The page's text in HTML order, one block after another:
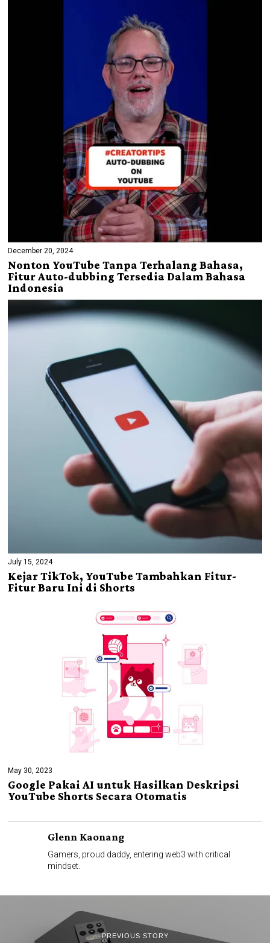
December 20, 2024
Nonton YouTube Tanpa Terhalang Bahasa,
Fitur Auto-dubbing Tersedia Dalam Bahasa
Indonesia
July 15, 2024
Kejar TikTok, YouTube Tambahkan Fitur-
Fitur Baru Ini di Shorts
May 30, 2023
Google Pakai AI untuk Hasilkan Deskripsi
YouTube Shorts Secara Otomatis
Glenn Kaonang
Gamers, proud daddy, entering web3 with critical
mindset.
PREVIOUS STORY